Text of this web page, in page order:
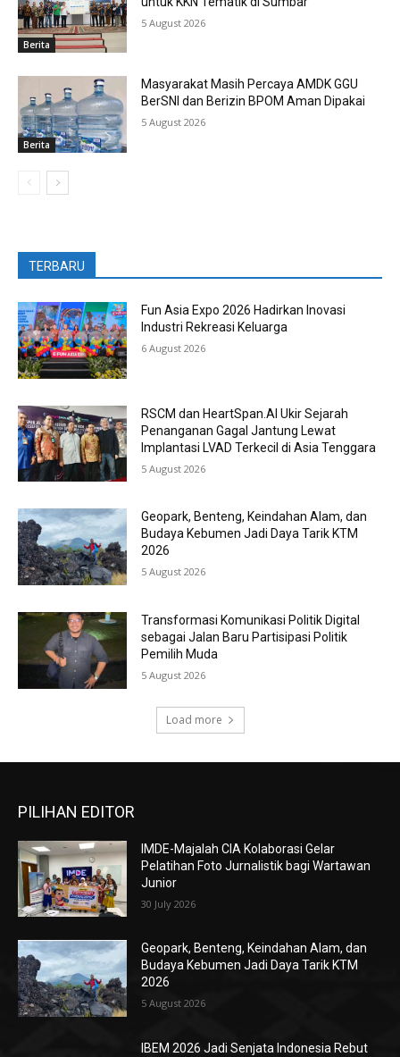
Berita
5 August 2026
Berita
Masyarakat Masih Percaya AMDK GGU
BerSNI dan Berizin BPOM Aman Dipakai
5 August 2026
TERBARU
Fun Asia Expo 2026 Hadirkan Inovasi
Industri Rekreasi Keluarga
6 August 2026
RSCM dan HeartSpan.AI Ukir Sejarah
Penanganan Gagal Jantung Lewat
Implantasi LVAD Terkecil di Asia Tenggara
5 August 2026
Geopark, Benteng, Keindahan Alam, dan
Budaya Kebumen Jadi Daya Tarik KTM
2026
5 August 2026
Transformasi Komunikasi Politik Digital
sebagai Jalan Baru Partisipasi Politik
Pemilih Muda
5 August 2026
Load more
PILIHAN EDITOR
IMDE-Majalah CIA Kolaborasi Gelar
Pelatihan Foto Jurnalistik bagi Wartawan
Junior
30 July 2026
Geopark, Benteng, Keindahan Alam, dan
Budaya Kebumen Jadi Daya Tarik KTM
2026
5 August 2026
IBEM 2026 Jadi Senjata Indonesia Rebut